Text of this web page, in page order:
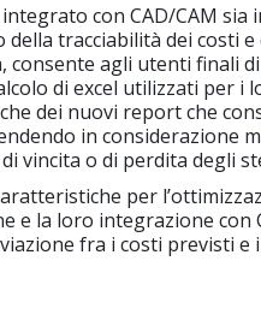
con CAD/CAM sia
tracciabilità dei costi e
consente agli utenti finali
di excel utilizzati per i
dei nuovi report che
in considerazione
vincita o di perdita degli
per
la loro integrazione con
fra i costi previsti e